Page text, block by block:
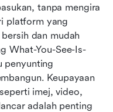
tanpa mengira
platform yang
dan mudah
What-You-See-Is-
penyunting
Keupayaan
imej, video,
adalah penting